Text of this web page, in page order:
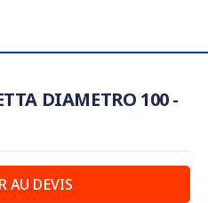
DIAMETRO 100 -
AU DEVIS